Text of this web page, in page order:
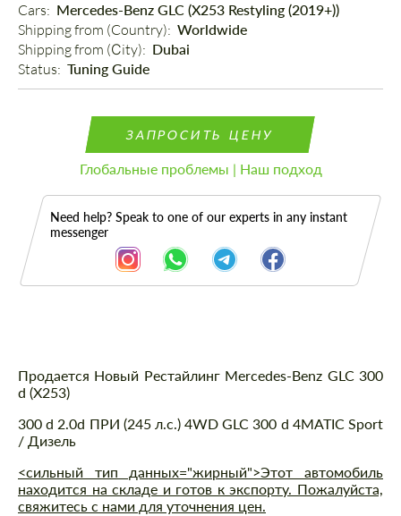
Cars: Mercedes-Benz GLC (X253 Restyling (2019+))
Shipping from (Country): Worldwide
Shipping from (Сity): Dubai
Status: Tuning Guide
ЗАПРОСИТЬ ЦЕНУ
Глобальные проблемы | Наш подход
Need help? Speak to one of our experts in any instant
messenger
Описание
Продается Новый Рестайлинг Mercedes-Benz GLC 300
d (X253)
300 d 2.0d ПРИ (245 л.с.) 4WD GLC 300 d 4MATIC Sport
/ Дизель
<сильный тип данных="жирный">Этот автомобиль
находится на складе и готов к экспорту. Пожалуйста,
свяжитесь с нами для уточнения цен.